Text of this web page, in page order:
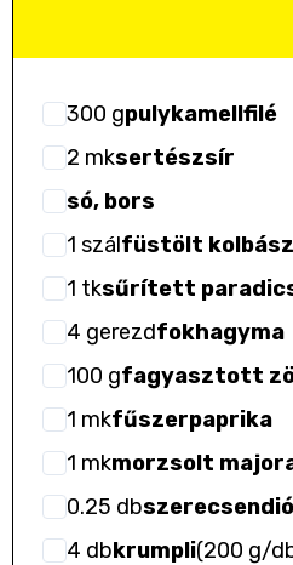
300 gpulykamellfilé
2 mksertészsír
só, bors
1 szálfüstölt kolbász
1 tksűrített
4 gerezdfokhagyma
100 gfagyasztott
1 mkfűszerpaprika
1 mkmorzsolt
0.25 dbszerecsendió
4 dbkrumpli(200 g/